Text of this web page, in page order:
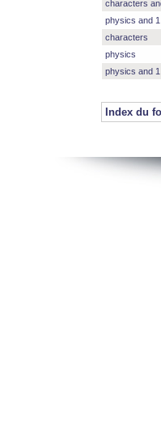
characters
physics and
characters
physics
physics and 1
Index du